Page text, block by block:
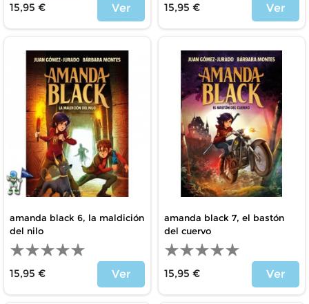
15,95 €
Ver
15,95 €
Ver
amanda black 6, la maldición
del nilo
15,95 €
Ver
amanda black 7, el bastón
del cuervo
15,95 €
Ver